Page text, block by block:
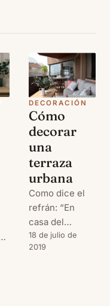
DECORACIÓN
Cómo
decorar
una
terraza
urbana
Como dice el
refrán: “En
casa del
herrero,
cuchara de
18 de julio de
2019